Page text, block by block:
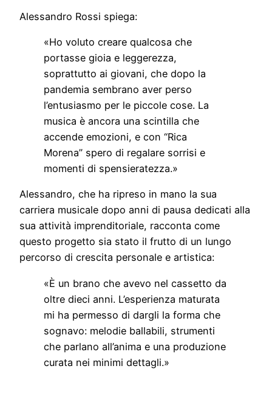
Alessandro Rossi spiega:
«Ho voluto creare qualcosa che
portasse gioia e leggerezza,
soprattutto ai giovani, che dopo la
pandemia sembrano aver perso
l’entusiasmo per le piccole cose. La
musica è ancora una scintilla che
accende emozioni, e con “Rica
Morena” spero di regalare sorrisi e
momenti di spensieratezza.»
Alessandro, che ha ripreso in mano la sua
carriera musicale dopo anni di pausa dedicati alla
sua attività imprenditoriale, racconta come
questo progetto sia stato il frutto di un lungo
percorso di crescita personale e artistica:
«È un brano che avevo nel cassetto da
oltre dieci anni. L’esperienza maturata
mi ha permesso di dargli la forma che
sognavo: melodie ballabili, strumenti
che parlano all’anima e una produzione
curata nei minimi dettagli.»